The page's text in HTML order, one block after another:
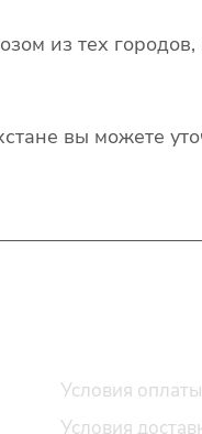
из тех городов,
вы можете
Условия оплаты
Условия